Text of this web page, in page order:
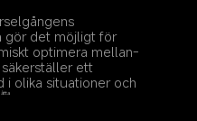
gör det möjligt för
optimera mellan-
ett
i olika situationer och
åtta